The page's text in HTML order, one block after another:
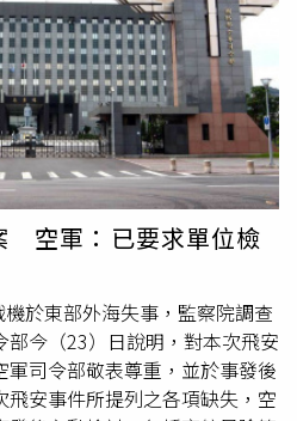
案甲蟲經送請國立屏東科技大
，均初步確認非屬保育類動
蟲企圖闖關，係第九岸巡隊全
用科技裝備輔勤所展現的具體
模式違規夾帶動植物闖關行
嚴查到底，並持續精進運用科技
教育訓練效能，以守護國境門戶
大旅客切勿心存僥倖，以免觸
情事，請撥打「118」免費報
應處。
空軍：已要求單位檢
於東部外海失事，監察院調查
今（23）日說明，對本次飛安
司令部敬表尊重，並於事發後
安事件所提列之各項缺失，空